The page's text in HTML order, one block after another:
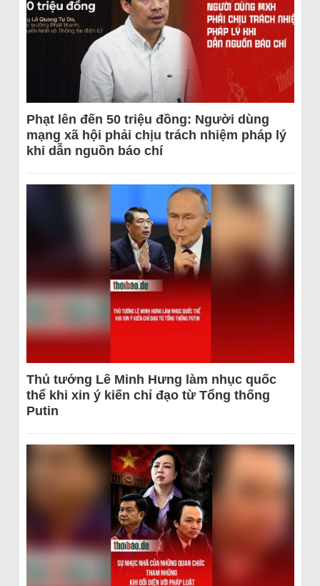
Phạt lên đến 50 triệu đồng: Người dùng
mạng xã hội phải chịu trách nhiệm pháp lý
khi dẫn nguồn báo chí
Thủ tướng Lê Minh Hưng làm nhục quốc
thể khi xin ý kiến chỉ đạo từ Tổng thống
Putin